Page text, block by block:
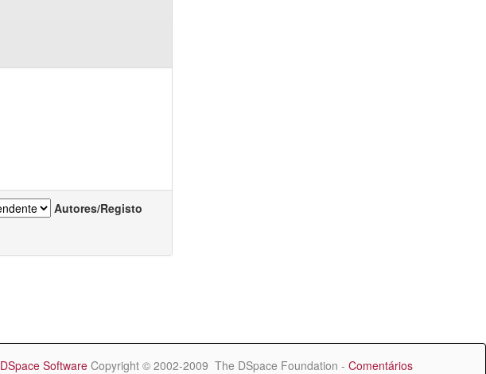
Autores/Registo
DSpace Software Copyright © 2002-2009 The DSpace Foundation - Comentários